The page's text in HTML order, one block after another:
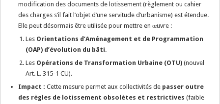
modification des documents de lotissement (règlement ou cahier
des charges s’il fait l’objet d’une servitude d’urbanisme) est étendue.
Elle peut désormais être utilisée pour mettre en œuvre :
Les Orientations d’Aménagement et de Programmation
(OAP) d’évolution du bâti.
Les Opérations de Transformation Urbaine (OTU) (nouvel
Art. L. 315-1 CU).
Impact : Cette mesure permet aux collectivités de passer outre
des règles de lotissement obsolètes et restrictives (faible